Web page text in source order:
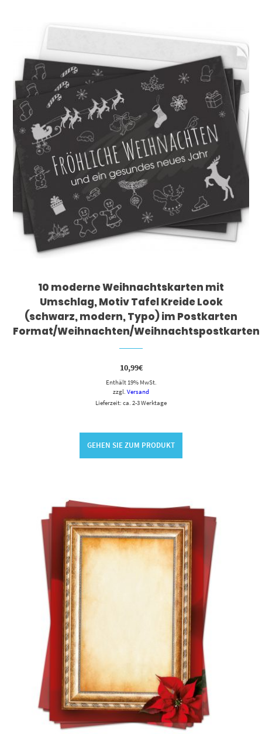
10 moderne Weihnachtskarten mit
Umschlag, Motiv Tafel Kreide Look
(schwarz, modern, Typo) im Postkarten
Format/Weihnachten/Weihnachtspostkarten
10,99€
Enthält 19% MwSt.
zzgl. Versand
Lieferzeit: ca. 2-3 Werktage
GEHEN SIE ZUM PRODUKT